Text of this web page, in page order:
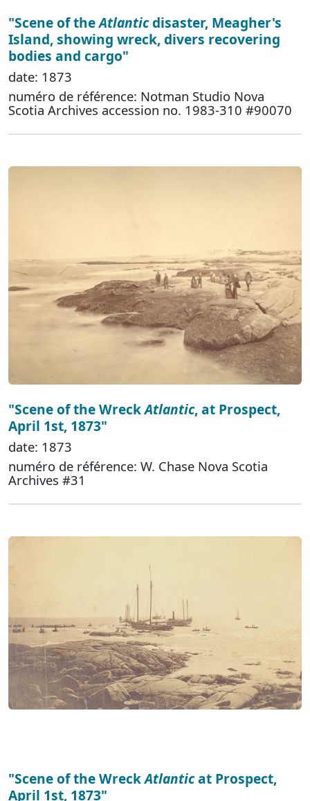
"Scene of theAtlanticdisaster, Meagher's
Island, showing wreck, divers recovering
bodies and cargo"
date: 1873
numéro de référence: Notman Studio Nova
Scotia Archives accession no. 1983-310 #90070
"Scene of the WreckAtlantic, at Prospect,
April 1st, 1873"
date: 1873
numéro de référence: W. Chase Nova Scotia
Archives #31
"Scene of the WreckAtlanticat Prospect,
April 1st, 1873"